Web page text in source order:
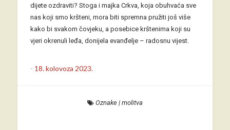
dijete ozdraviti? Stoga i majka Crkva, koja obuhvaća sve
nas koji smo kršteni, mora biti spremna pružiti još više
kako bi svakom čovjeku, a posebice krštenima koji su
vjeri okrenuli leđa, donijela evanđelje – radosnu vijest.
- 18. kolovoza 2023.
Oznake| molitva